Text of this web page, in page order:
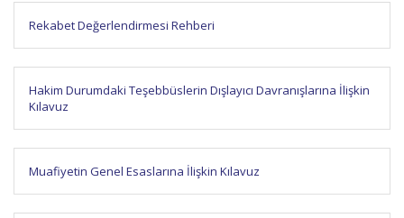
Rekabet Değerlendirmesi Rehberi
Hakim Durumdaki Teşebbüslerin Dışlayıcı Davranışlarına İlişkin
Kılavuz
Muafiyetin Genel Esaslarına İlişkin Kılavuz